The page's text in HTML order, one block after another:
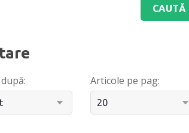
Articole pe pag: